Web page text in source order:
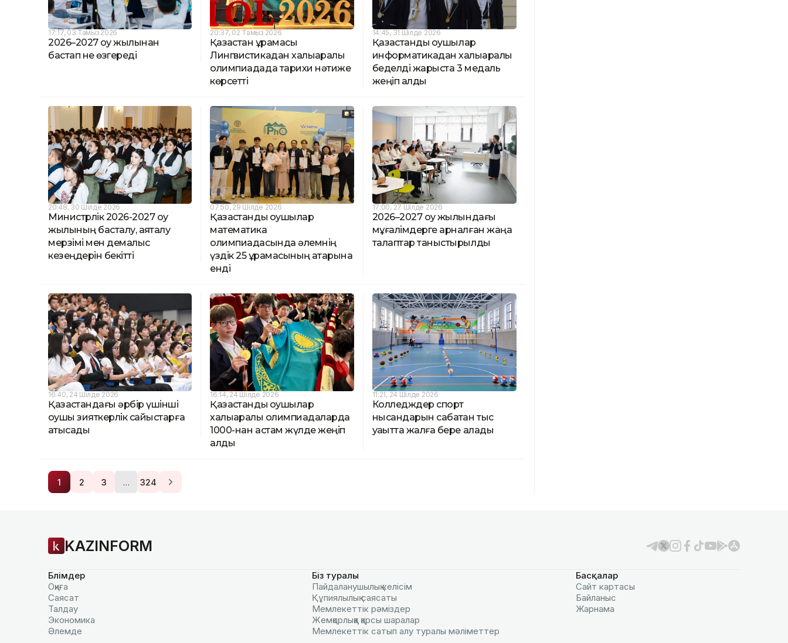
17:17, 03 Тамыз 2026
2026–2027 оқу жылынан
бастап не өзгереді
20:37, 02 Тамыз 2026
️Қазақстан құрамасы
Лингвистикадан халықаралық
олимпиадада тарихи нәтиже
көрсетті
14:45, 31 Шілде 2026
Қазақстандық оқушылар
информатикадан халықаралық
беделді жарыста 3 медаль
жеңіп алды
20:48, 30 Шілде 2026
Министрлік 2026-2027 оқу
жылының басталу, аяқталу
мерзімі мен демалыс
кезеңдерін бекітті
07:50, 29 Шілде 2026
Қазақстандық оқушылар
математика
олимпиадасында әлемнің
үздік 25 құрамасының қатарына
енді
17:00, 27 Шілде 2026
2026–2027 оқу жылындағы
мұғалімдерге арналған жаңа
талаптар таныстырылды
16:40, 24 Шілде 2026
Қазақстандағы әрбір үшінші
оқушы зияткерлік сайыстарға
қатысады
16:14, 24 Шілде 2026
Қазақстандық оқушылар
халықаралық олимпиадаларда
1000-нан астам жүлде жеңіп
алды
11:21, 24 Шілде 2026
Колледждер спорт
нысандарын сабақтан тыс
уақытта жалға бере алады
1 2 3 … 324
KAZINFORM
Бөлімдер
Оқиға
Саясат
Талдау
Экономика
Әлемде
Біз туралы
Пайдаланушылық келiciм
Құпиялылық саясаты
Мемлекеттік рәміздер
Жемқорлыққа қарсы шаралар
Мемлекеттік сатып алу туралы мәлiметтер
Басқалар
Сайт картасы
Байланыс
Жарнама